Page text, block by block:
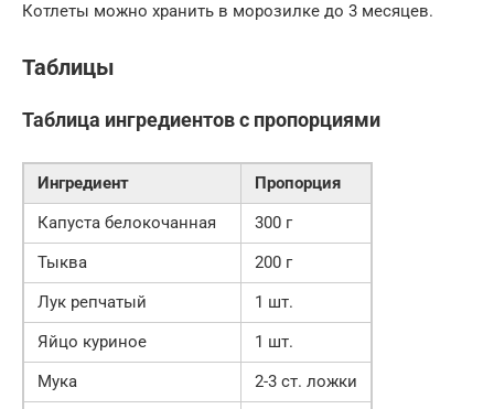
Котлеты можно хранить в морозилке до 3 месяцев.
Таблицы
Таблица ингредиентов с пропорциями
Ингредиент
Пропорция
Капуста белокочанная
300 г
Тыква
200 г
Лук репчатый
1 шт.
Яйцо куриное
1 шт.
Мука
2-3 ст. ложки